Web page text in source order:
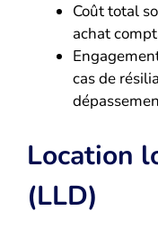
Coût total
achat
cas de
Location
(LLD)